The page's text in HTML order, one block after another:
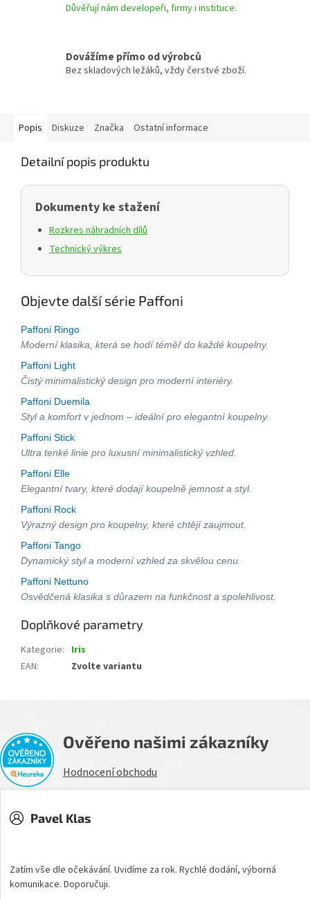
Důvěřují nám developeři, firmy i instituce.
Dovážíme přímo od výrobců
Bez skladových ležáků, vždy čerstvé zboží.
Popis Diskuze Značka Ostatní informace
Detailní popis produktu
Dokumenty ke stažení
Rozkres náhradních dílů
Technický výkres
Objevte další série Paffoni
Paffoni Ringo
Moderní klasika, která se hodí téměř do každé koupelny.
Paffoni Light
Čistý minimalistický design pro moderní interiéry.
Paffoni Duemila
Styl a komfort v jednom – ideální pro elegantní koupelny.
Paffoni Stick
Ultra tenké linie pro luxusní minimalistický vzhled.
Paffoni Elle
Elegantní tvary, které dodají koupelně jemnost a styl.
Paffoni Rock
Výrazný design pro koupelny, které chtějí zaujmout.
Paffoni Tango
Dynamický styl a moderní vzhled za skvělou cenu.
Paffoni Nettuno
Osvědčená klasika s důrazem na funkčnost a spolehlivost.
Doplňkové parametry
Kategorie: Iris
EAN: Zvolte variantu
Ověřeno našimi zákazníky
Hodnocení obchodu
Pavel Klas
Zatím vše dle očekávání. Uvidíme za rok. Rychlé dodání, výborná
komunikace. Doporučuji.